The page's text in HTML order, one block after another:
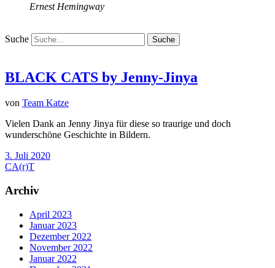
Ernest Hemingway
Suche
BLACK CATS by Jenny-Jinya
von Team Katze
Vielen Dank an Jenny Jinya für diese so traurige und doch
wunderschöne Geschichte in Bildern.
3. Juli 2020
CA(r)T
Archiv
April 2023
Januar 2023
Dezember 2022
November 2022
Januar 2022